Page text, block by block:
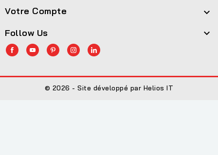
Votre Compte 
Follow Us 
© 2026 - Site développé par Helios IT